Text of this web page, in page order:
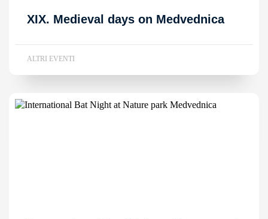
XIX. Medieval days on Medvednica
ALTRI EVENTI